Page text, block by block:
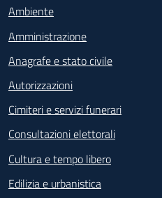
Ambiente
Amministrazione
Anagrafe e stato civile
Autorizzazioni
Cimiteri e servizi funerari
Consultazioni elettorali
Cultura e tempo libero
Edilizia e urbanistica